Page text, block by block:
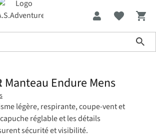
Manteau Endure Mens
légère, respirante, coupe-vent et
réglable et les détails
sécurité et visibilité.